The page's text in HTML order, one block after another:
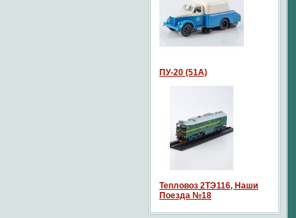
ПУ-20 (51А)
Тепловоз 2ТЭ116, Наши
Поезда №18